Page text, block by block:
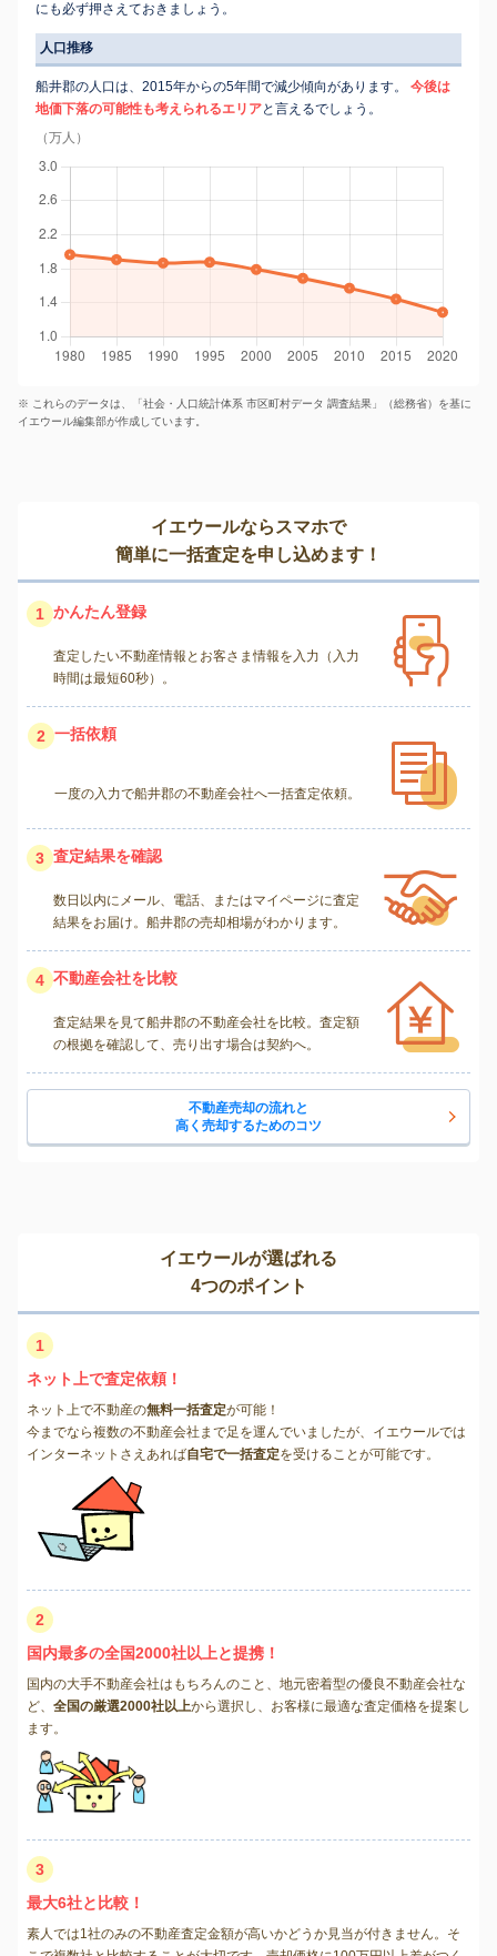
にも必ず押さえておきましょう。
人口推移
船井郡の人口は、2015年からの5年間で減少傾向があります。
今後は
地価下落の可能性も考えられるエリアと言えるでしょう。
（万人）
※ これらのデータは、「社会・人口統計体系 市区町村データ 調査結果」（総務省）を基に
イエウール編集部が作成しています。
イエウールならスマホで
簡単に一括査定を申し込めます！
1 かんたん登録
査定したい不動産情報とお客さま情報を入力（入力
時間は最短60秒）。
2 一括依頼
一度の入力で船井郡の不動産会社へ一括査定依頼。
3 査定結果を確認
数日以内にメール、電話、またはマイページに査定
結果をお届け。船井郡の売却相場がわかります。
4 不動産会社を比較
査定結果を見て船井郡の不動産会社を比較。査定額
の根拠を確認して、売り出す場合は契約へ。
不動産売却の流れと
高く売却するためのコツ
イエウールが選ばれる
4つのポイント
1
ネット上で査定依頼！
ネット上で不動産の無料一括査定が可能！
今までなら複数の不動産会社まで足を運んでいましたが、イエウールでは
インターネットさえあれば自宅で一括査定を受けることが可能です。
2
国内最多の全国2000社以上と提携！
国内の大手不動産会社はもちろんのこと、地元密着型の優良不動産会社な
ど、 全国の厳選2000社以上から選択し、お客様に最適な査定価格を提案し
ます。
3
最大6社と比較！
素人では1社のみの不動産査定金額が高いかどうか見当が付きません。そ